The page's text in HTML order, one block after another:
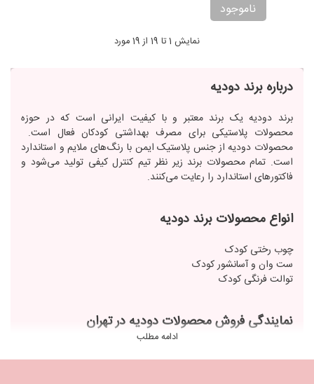
ناموجود
نمایش 1 تا 19 از 19 مورد
درباره برند دودیه
برند دودیه یک برند معتبر و با کیفیت ایرانی است که در حوزه
محصولات پلاستیکی برای مصرف بهداشتی کودکان فعال است.
محصولات دودیه از جنس پلاستیک ایمن با رنگ‌های ملایم و استاندارد
است. تمام محصولات برند زیر نظر تیم کنترل کیفی تولید می‌شود و
فاکتورهای استاندارد را رعایت می‌کنند.
انواع محصولات برند دودیه
چوب رختی کودک
ست وان و آسانشور کودک
توالت فرنگی کودک
نمایندگی فروش محصولات دودیه در تهران
ادامه مطلب